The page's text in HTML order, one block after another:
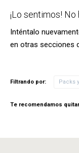
¡Lo sentimos!
Inténtalo
en otras secciones
Filtrando por: Packs
Te recomendamos